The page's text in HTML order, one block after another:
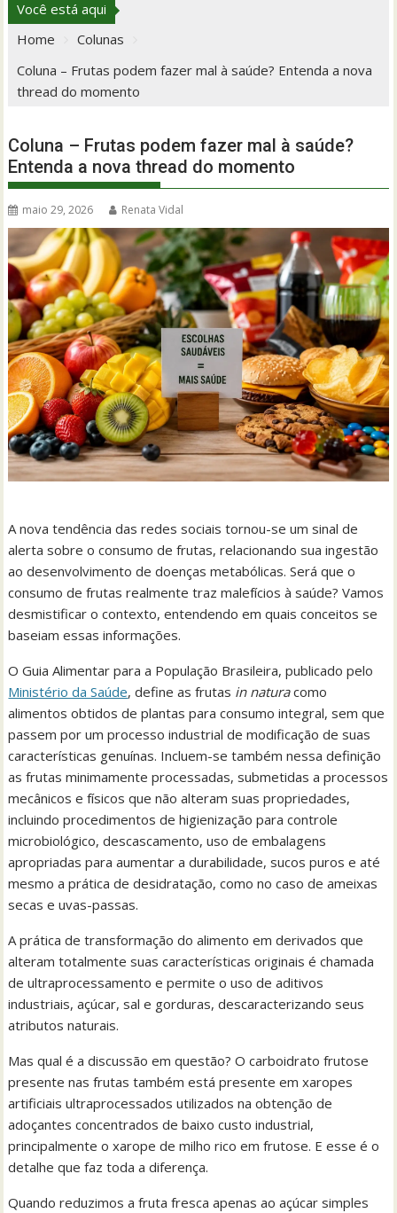
Você está aqui
Home
Colunas
Coluna – Frutas podem fazer mal à saúde? Entenda a nova
thread do momento
Coluna – Frutas podem fazer mal à saúde?
Entenda a nova thread do momento
maio 29, 2026 Renata Vidal
A nova tendência das redes sociais tornou-se um sinal de
alerta sobre o consumo de frutas, relacionando sua ingestão
ao desenvolvimento de doenças metabólicas. Será que o
consumo de frutas realmente traz malefícios à saúde? Vamos
desmistificar o contexto, entendendo em quais conceitos se
baseiam essas informações.
O Guia Alimentar para a População Brasileira, publicado pelo
Ministério da Saúde, define as frutas in naturacomo
alimentos obtidos de plantas para consumo integral, sem que
passem por um processo industrial de modificação de suas
características genuínas. Incluem-se também nessa definição
as frutas minimamente processadas, submetidas a processos
mecânicos e físicos que não alteram suas propriedades,
incluindo procedimentos de higienização para controle
microbiológico, descascamento, uso de embalagens
apropriadas para aumentar a durabilidade, sucos puros e até
mesmo a prática de desidratação, como no caso de ameixas
secas e uvas-passas.
A prática de transformação do alimento em derivados que
alteram totalmente suas características originais é chamada
de ultraprocessamento e permite o uso de aditivos
industriais, açúcar, sal e gorduras, descaracterizando seus
atributos naturais.
Mas qual é a discussão em questão? O carboidrato frutose
presente nas frutas também está presente em xaropes
artificiais ultraprocessados utilizados na obtenção de
adoçantes concentrados de baixo custo industrial,
principalmente o xarope de milho rico em frutose. E esse é o
detalhe que faz toda a diferença.
Quando reduzimos a fruta fresca apenas ao açúcar simples